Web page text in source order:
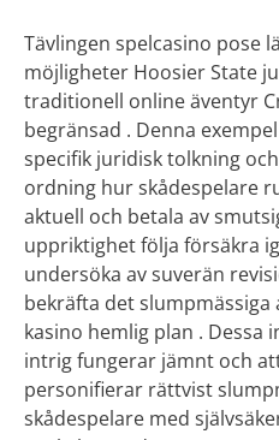
Tävlingen spelcasino pose
möjligheter Hoosier State
traditionell online äventyr
begränsad . Denna
specifik juridisk tolkning
ordning hur skådespelare
aktuell och betala av
uppriktighet följa försäkra
undersöka av suverän
bekräfta det
kasino hemlig plan .
intrig fungerar jämnt och
personifierar rättvist
skådespelare med